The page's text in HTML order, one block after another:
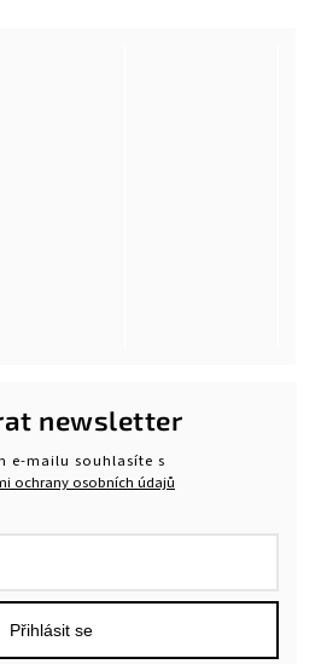
newsletter
e-mailu souhlasíte s
ochrany osobních údajů
Přihlásit se